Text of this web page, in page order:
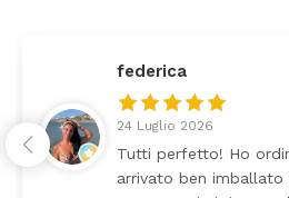
federica
24 Luglio 2026
Tutti perfetto! Ho
arrivato ben